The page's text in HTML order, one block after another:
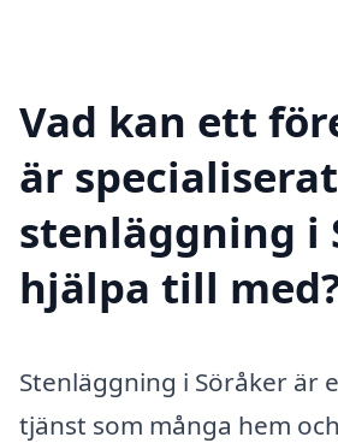
Vad kan ett
är
stenläggning i
hjälpa till
Stenläggning i Söråker är
tjänst som många hem